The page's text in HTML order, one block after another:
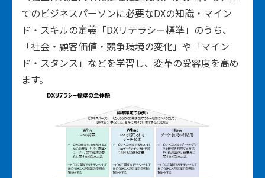
てのビジネスパーソンに必要なDXの知識・マイン
ド・スキルの定義「DXリテラシー標準」のうち、
「社会・顧客価値・競争環境の変化」や「マイン
ド・スタンス」などを学習し、変革の受容度を高め
ます。